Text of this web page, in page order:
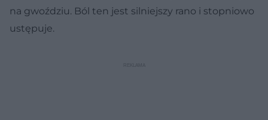
na gwoździu. Ból ten jest silniejszy rano i stopniowo
ustępuje.